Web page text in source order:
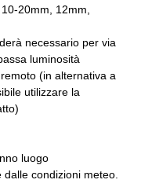
20mm, 12mm,
necessario per via
luminosità
(in alternativa a
utilizzare la
luogo
condizioni meteo.